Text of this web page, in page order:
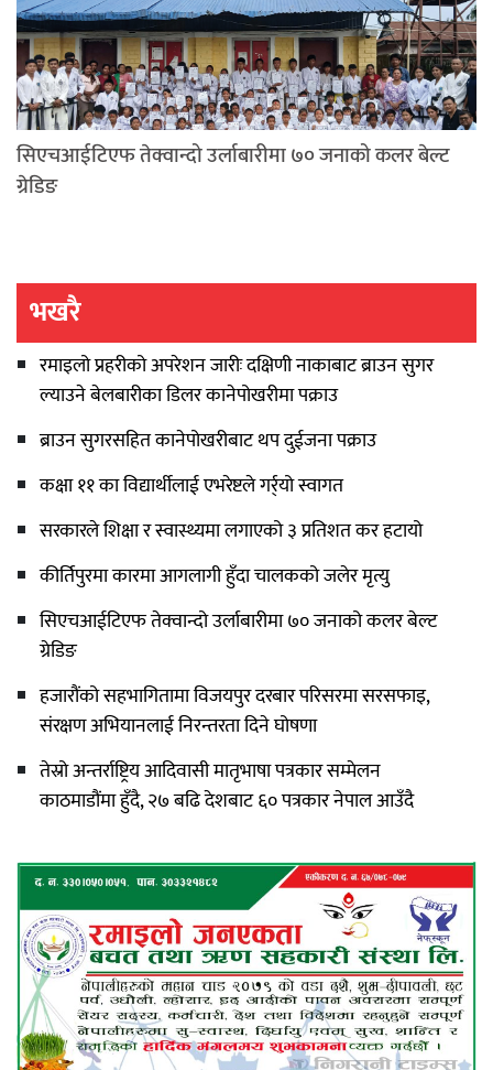
सिएचआईटिएफ तेक्वान्दो उर्लाबारीमा ७० जनाको कलर बेल्ट
ग्रेडिङ
भखरै
रमाइलो प्रहरीको अपरेशन जारीः दक्षिणी नाकाबाट ब्राउन सुगर
ल्याउने बेलबारीका डिलर कानेपोखरीमा पक्राउ
ब्राउन सुगरसहित कानेपोखरीबाट थप दुईजना पक्राउ
कक्षा ११ का विद्यार्थीलाई एभरेष्टले गर्र्यो स्वागत
सरकारले शिक्षा र स्वास्थ्यमा लगाएको ३ प्रतिशत कर हटायो
कीर्तिपुरमा कारमा आगलागी हुँदा चालकको जलेर मृत्यु
सिएचआईटिएफ तेक्वान्दो उर्लाबारीमा ७० जनाको कलर बेल्ट
ग्रेडिङ
हजारौंको सहभागितामा विजयपुर दरबार परिसरमा सरसफाइ,
संरक्षण अभियानलाई निरन्तरता दिने घोषणा
तेस्रो अन्तर्राष्ट्रिय आदिवासी मातृभाषा पत्रकार सम्मेलन
काठमाडौंमा हुँदै, २७ बढि देशबाट ६० पत्रकार नेपाल आउँदै